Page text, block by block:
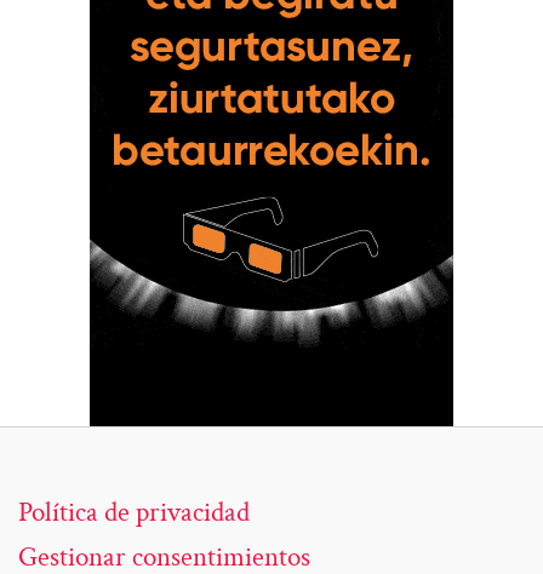
Política de privacidad
Gestionar consentimientos